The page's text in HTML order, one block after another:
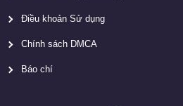
Điều khoản Sử dụng
Chính sách DMCA
Báo chí